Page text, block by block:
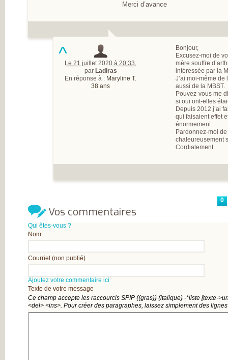
Merci d’avance
^Le 21 juillet 2020 à 20:33
par Ladiras
En réponse à : Maryline T.
38 ans
Bonjour,
Excusez-moi de
mère souffre
intéressée par la
J’ai moi-même de
aussi de la MBST.
Pouvez-vous me
si oui ont-elles
Depuis 2012 j’ai
qui faisaient effet
énormement.
Pardonnez-moi
chaleureusement
Cordialement.
0
Vos commentaires
Qui êtes-vous ?
Nom
Courriel (non publié)
Ajoutez votre commentaire ici
Texte de votre message
Ce champ accepte les raccourcis SPIP {{gras}} {italique} -*liste [texte-
<del> <ins>. Pour créer des paragraphes, laissez simplement des